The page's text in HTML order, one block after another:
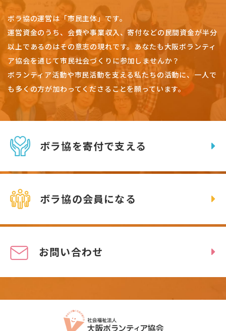
ボラ協の運営は「市民主体」です。
運営資金のうち、会費や事業収入、寄付などの民間資金が半分
以上であるのはその意志の現れです。 あなたも大阪ボランティ
ア協会を通じて市民社会づくりに参加しませんか？
ボランティア活動や市民活動を支える私たちの活動に、一人で
も多くの方が加わってくださることを願っています。
ボラ協を寄付で支える
ボラ協の会員になる
お問い合わせ